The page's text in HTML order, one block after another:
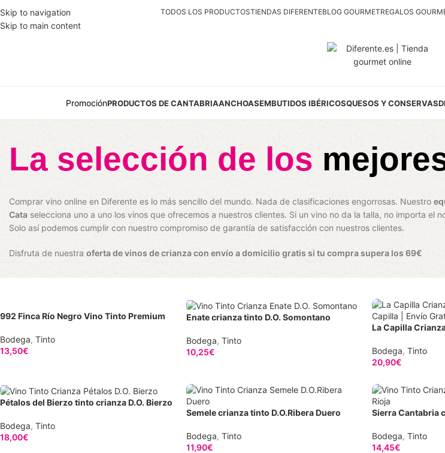
Skip to navigation
Skip to main content
TODOS LOS PRODUCTOSTIENDAS DIFERENTEBLOG GOURMETREGALOS
PromociónPRODUCTOS DE CANTABRIAANCHOASEMBUTIDOS IBÉRICOSQUESOS Y CONSERVAS
La selección de los
Comprar vino online en Diferente es lo más sencillo del mundo. Nada de clasificaciones engorrosas. Nuestro
Cata selecciona uno a uno los vinos que ofrecemos a nuestros clientes. Si un vino no da la talla, no importa
Solo así podemos cumplir con nuestro compromiso de garantía de satisfacción con nuestros clientes.
Disfruta de nuestra oferta de vinos de crianza con envío a domicilio gratis si tu compra supera los 69€
992 Finca Río Negro Vino Tinto Premium
Bodega, Tinto
13,50€
Enate crianza tinto D.O. Somontano
Bodega, Tinto
10,25€
La Capilla
Bodega, Tinto
20,90€
Pétalos del Bierzo tinto crianza D.O. Bierzo
Bodega, Tinto
18,00€
Semele crianza tinto D.O.Ribera Duero
Bodega, Tinto
11,90€
Sierra Cantabria
Bodega, Tinto
14,45€